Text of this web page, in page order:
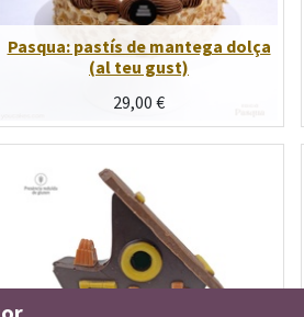
Pasqua: pastís de mantega dolça
(al teu gust)
29,00 €